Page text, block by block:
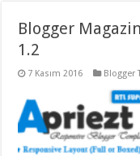
organizasyon,
gaziantep
evden
taşımacılık,
taşımacılık,
gaziantep
Blogger
1.2
7 Kasım 2016 Blogger